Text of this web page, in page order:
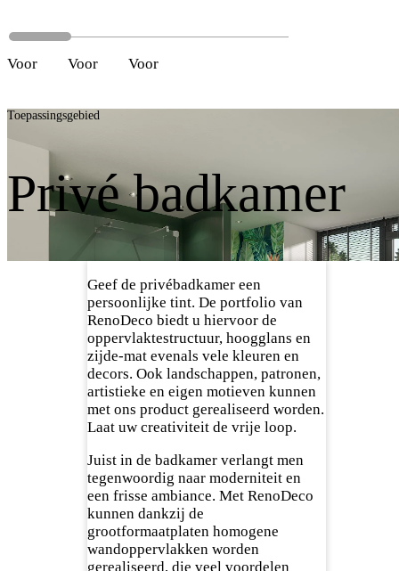
Voor Voor Voor
Toepassingsgebied
Privé badkamer
Geef de privébadkamer een
persoonlijke tint. De portfolio van
RenoDeco biedt u hiervoor de
oppervlaktestructuur, hoogglans en
zijde-mat evenals vele kleuren en
decors. Ook landschappen, patronen,
artistieke en eigen motieven kunnen
met ons product gerealiseerd worden.
Laat uw creativiteit de vrije loop.
Juist in de badkamer verlangt men
tegenwoordig naar moderniteit en
een frisse ambiance. Met RenoDeco
kunnen dankzij de
grootformaatplaten homogene
wandoppervlakken worden
gerealiseerd, die veel voordelen